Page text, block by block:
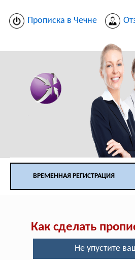
Прописка в Чечне
ВРЕМЕННАЯ РЕГИСТРАЦИЯ
Как сделать
Не упустите